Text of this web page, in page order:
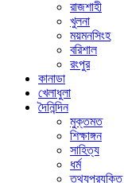
রাজশাহী
খুলনা
ময়মনসিংহ
বরিশাল
রংপুর
কানাডা
খেলাধুলা
দৈনিন্দিন
মুক্তমত
শিক্ষাঙ্গন
সাহিত্য
ধর্ম
তথ্যপ্রযুক্তি